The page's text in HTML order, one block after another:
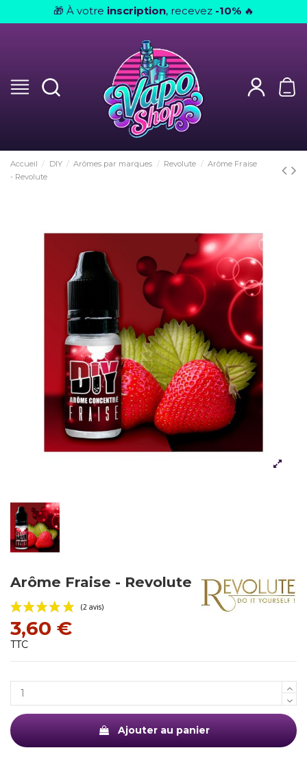
🎁 À votre inscription, recevez -10% 🔥
Accueil DIY Arômes par marques Revolute
Arôme Fraise
- Revolute
Arôme Fraise - Revolute
(2 avis)
3,60 €
TTC
Ajouter au panier